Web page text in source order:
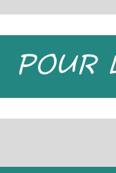
POUR